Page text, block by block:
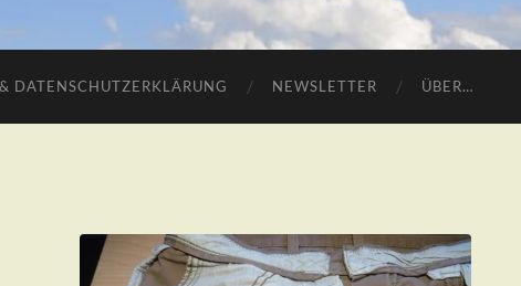
DATENSCHUTZERKLÄRUNG NEWSLETTER ÜBER…